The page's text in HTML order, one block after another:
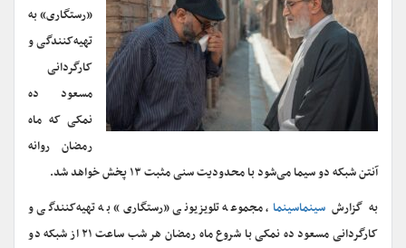
«رستگاری» به
تهیه‌کنندگی و
کارگردانی
مسعود ده
نمکی که ماه
رمضان روانه
آنتن شبکه دو سیما می‌شود با محدودیت سنی مثبت ۱۳ پخش خواهد شد.
به گزارش سینماسینما ، مجموعه تلویزیونی «رستگاری» به تهیه‌کنندگی و
کارگردانی مسعود ده نمکی با شروع ماه رمضان هر شب ساعت ۲۱ از شبکه دو